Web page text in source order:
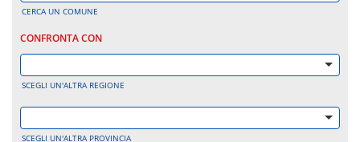
CERCA UN COMUNE
CONFRONTA CON
SCEGLI UN'ALTRA REGIONE
SCEGLI UN'ALTRA PROVINCIA